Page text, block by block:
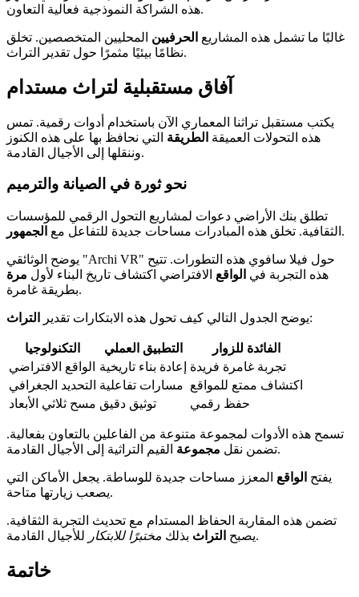
هذه الشراكة النموذجية فعالية التعاون.
غالبًا ما تشمل هذه المشاريع الحرفيين المحليين المتخصصين. تخلق
نظامًا بيئيًا مثمرًا حول تقدير التراث.
آفاق مستقبلية لتراث مستدام
يكتب مستقبل تراثنا المعماري الآن باستخدام أدوات رقمية. تمس
هذه التحولات العميقة الطريقة التي نحافظ بها على هذه الكنوز
وننقلها إلى الأجيال القادمة.
نحو ثورة في الصيانة والترميم
تطلق بنك الأراضي دعوات لمشاريع التحول الرقمي للمؤسسات
الثقافية. تخلق هذه المبادرات مساحات جديدة للتفاعل مع الجمهور .
يوضح الوثائقي "Archi VR" حول فيلا سافوي هذه التطورات. تتيح
هذه التجربة في الواقع الافتراضي اكتشاف تاريخ البناء لأول مرة
بطريقة غامرة.
يوضح الجدول التالي كيف تحول هذه الابتكارات تقدير التراث :
التكنولوجيا التطبيق العملي
الفائدة للزوار
الواقع الافتراضي
إعادة بناء تاريخية
تجربة غامرة فريدة
التحديد الجغرافي مسارات تفاعلية اكتشاف ممتع للمواقع
مسح ثلاثي الأبعاد توثيق دقيق حفظ رقمي
تسمح هذه الأدوات لمجموعة متنوعة من الفاعلين بالتعاون بفعالية.
تضمن نقل مجموعة القيم التراثية إلى الأجيال القادمة.
يفتح الواقع المعزز مساحات جديدة للوساطة. يجعل الأماكن التي
يصعب زيارتها متاحة.
تضمن هذه المقاربة الحفاظ المستدام مع تحديث التجربة الثقافية.
يصبح التراث بذلك مختبرًا للابتكار للأجيال القادمة.
خاتمة